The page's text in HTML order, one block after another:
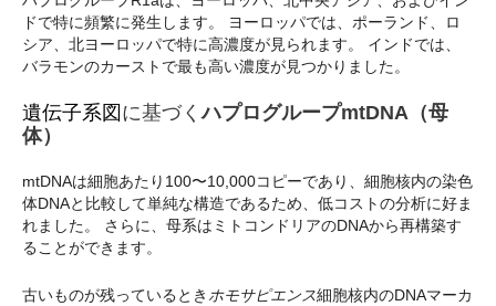
ドで特に頻繁に発生します。 ヨーロッパでは、ポーランド、ロ
シア、北ヨーロッパで特に高濃度が見られます。 インドでは、
バラモンのカーストで最も高い濃度が見つかりました。
遺伝子系図 に基づくハプログループmtDNA（母
体）
mtDNAは細胞あたり100〜10,000コピーであり、細胞核内の染色
体DNAと比較して単純な構造であるため、低コストの分析に好ま
れました。 さらに、母系はミトコンドリアのDNAから再構築す
ることができます。
古いものが残っているとき ホモサピエンス細胞核内のDNAマーカ